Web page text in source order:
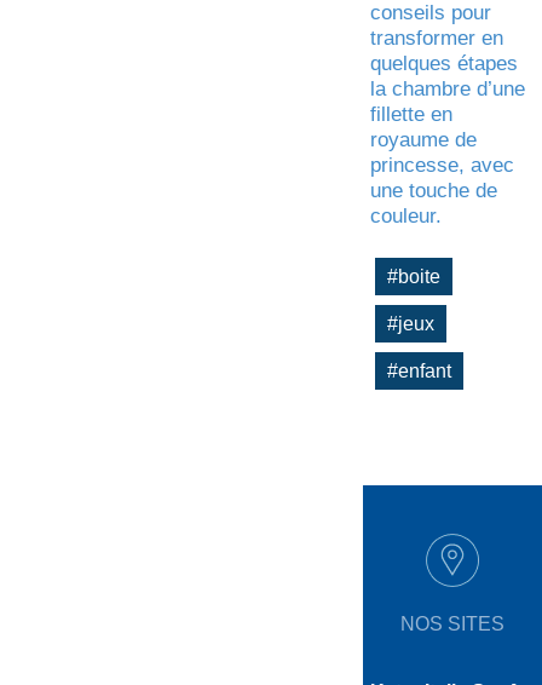
conseils pour
transformer en
quelques étapes
la chambre d’une
fillette en
royaume de
princesse, avec
une touche de
couleur.
#boite
#jeux
#enfant
NOS SITES